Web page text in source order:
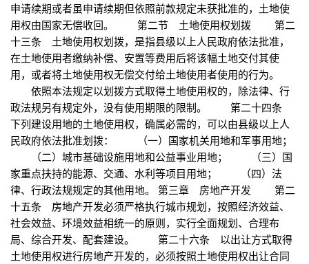
申请续期或者虽申请续期但依照前款规定未获批准的，土地使
用权由国家无偿收回。 第二节 土地使用权划拨 第二
十三条 土地使用权划拨，是指县级以上人民政府依法批准，
在土地使用者缴纳补偿、安置等费用后将该幅土地交付其使
用，或者将土地使用权无偿交付给土地使用者使用的行为。
依照本法规定以划拨方式取得土地使用权的，除法律、行
政法规另有规定外，没有使用期限的限制。 第二十四条
下列建设用地的土地使用权，确属必需的，可以由县级以上人
民政府依法批准划拨： （一）国家机关用地和军事用地；
（二）城市基础设施用地和公益事业用地； （三）国
家重点扶持的能源、交通、水利等项目用地； （四）法
律、行政法规规定的其他用地。 第三章 房地产开发 第二
十五条 房地产开发必须严格执行城市规划，按照经济效益、
社会效益、环境效益相统一的原则，实行全面规划、合理布
局、综合开发、配套建设。 第二十六条 以出让方式取得
土地使用权进行房地产开发的，必须按照土地使用权出让合同